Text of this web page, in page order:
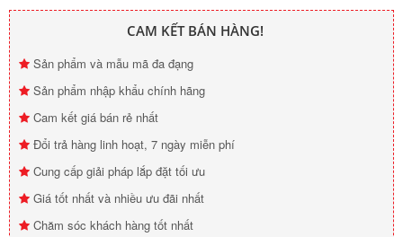
© 2022 Bản quyền thuộc vềCông ty cổ phần Phòng cháy chữa cháy
Thăng Long
Địa chỉ: Số 100, Ngõ 70 Nguyễn Hoàng, P.Mỹ Đình 2, Q.Nam Từ Liêm,
Hà Nội
Điện thoại: 0984 957 114 / 0963 284 114
Email: kinhdoanh@phongchaythanglong.vn
Mã số doanh nghiệp 0106374492 do Sở Kế hoạch và Đầu tư Thành phố
Hà Nội cấp ngày 26 tháng 11 năm 2013
Mạng xã hội:
symptom checker español